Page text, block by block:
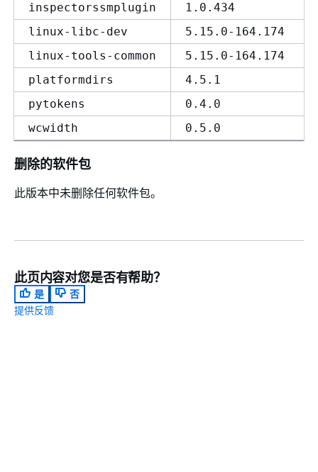
inspectorssmplugin
1.0.434
linux-libc-dev
5.15.0-164.174
linux-tools-common
5.15.0-164.174
platformdirs
4.5.1
pytokens
0.4.0
wcwidth
0.5.0
删除的软件包
此版本中未删除任何软件包。
此页内容对您是否有帮助？
是
否
提供反馈